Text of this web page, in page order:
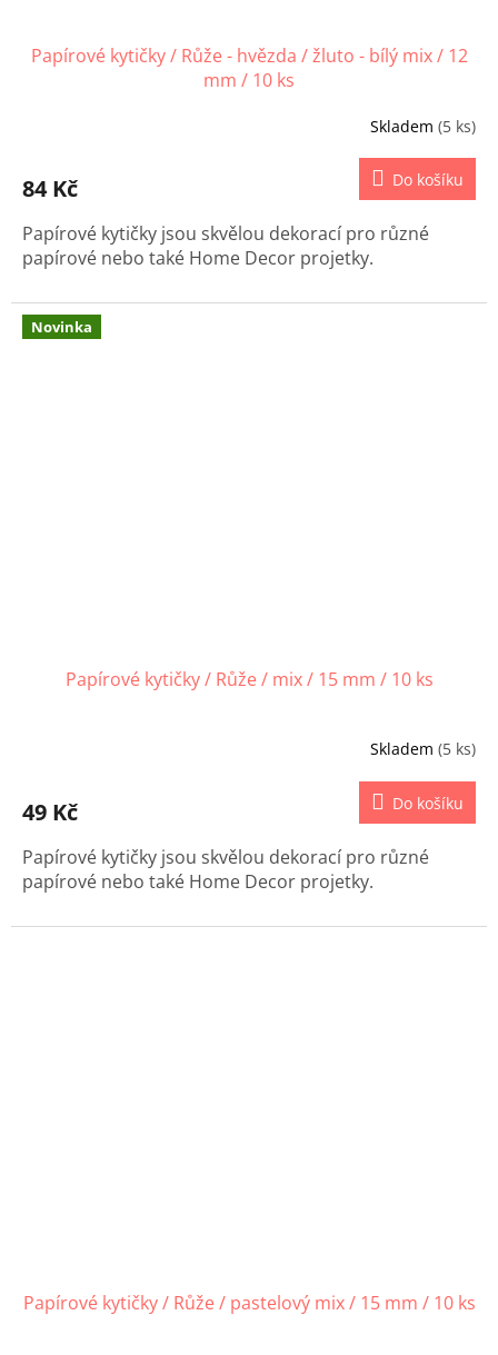
Papírové kytičky / Růže - hvězda / žluto - bílý mix / 12
mm / 10 ks
Skladem (5 ks)
84 Kč Do košíku
Papírové kytičky jsou skvělou dekorací pro různé
papírové nebo také Home Decor projetky.
Novinka
Papírové kytičky / Růže / mix / 15 mm / 10 ks
Skladem (5 ks)
49 Kč Do košíku
Papírové kytičky jsou skvělou dekorací pro různé
papírové nebo také Home Decor projetky.
Papírové kytičky / Růže / pastelový mix / 15 mm / 10 ks